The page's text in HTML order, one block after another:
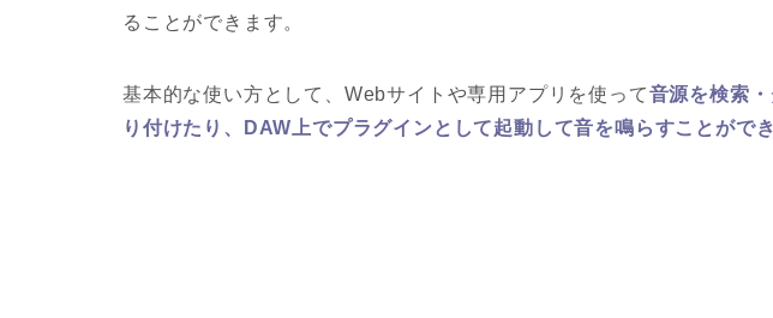
ることができます。
基本的な使い方として、Webサイトや専用アプリを使って音源を検索
り付けたり、DAW上でプラグインとして起動して音を鳴らすことができ